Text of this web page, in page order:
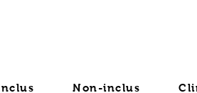
Non-inclus